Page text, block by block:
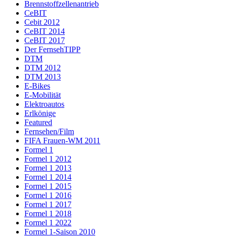
Brennstoffzellenantrieb
CeBIT
Cebit 2012
CeBIT 2014
CeBIT 2017
Der FernsehTIPP
DTM
DTM 2012
DTM 2013
E-Bikes
E-Mobilität
Elektroautos
Erlkönige
Featured
Fernsehen/Film
FIFA Frauen-WM 2011
Formel 1
Formel 1 2012
Formel 1 2013
Formel 1 2014
Formel 1 2015
Formel 1 2016
Formel 1 2017
Formel 1 2018
Formel 1 2022
Formel 1-Saison 2010